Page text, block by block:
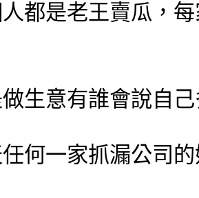
都是老王賣瓜，
生意有誰會說自
何一家抓漏公司